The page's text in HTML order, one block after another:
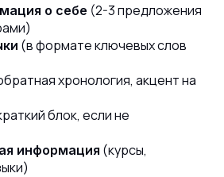
о себе (2-3 предложения
(в формате ключевых слов
хронология, акцент на
блок, если не
информация (курсы,